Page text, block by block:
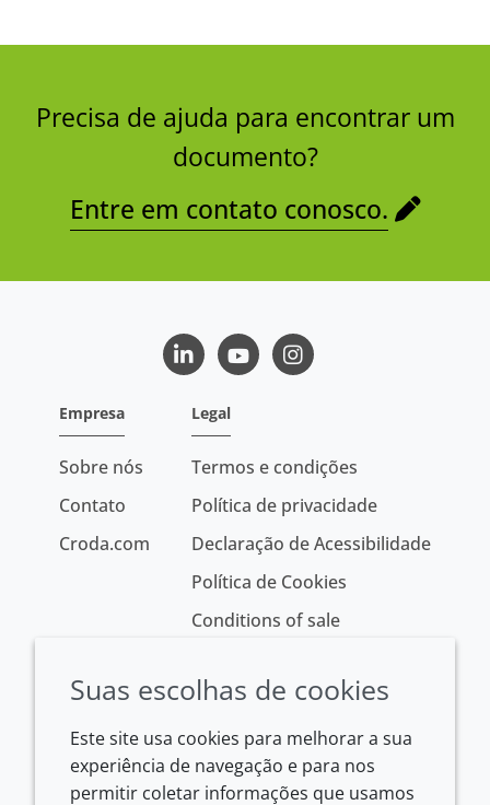
Precisa de ajuda para encontrar um
documento?
Entre em contato conosco.
LinkedInYoutubeInstagram
Empresa
Sobre nós
Contato
Croda.com
Legal
Termos e condições
Política de privacidade
Declaração de Acessibilidade
Política de Cookies
Conditions of sale
Suas escolhas de cookies
Este site usa cookies para melhorar a sua
experiência de navegação e para nos
permitir coletar informações que usamos